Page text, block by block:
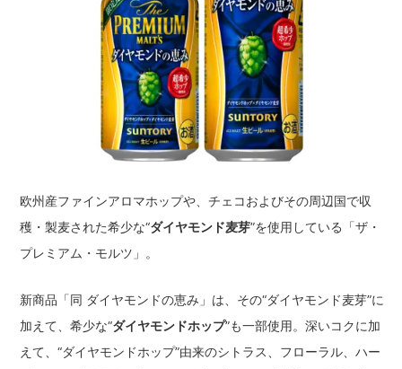
欧州産ファインアロマホップや、チェコおよびその周辺国で収
穫・製麦された希少な“ダイヤモンド麦芽”を使用している「ザ・
プレミアム・モルツ」。
新商品「同 ダイヤモンドの恵み」は、その“ダイヤモンド麦芽”に
加えて、希少な“ダイヤモンドホップ”も一部使用。深いコクに加
えて、“ダイヤモンドホップ”由来のシトラス、フローラル、ハー